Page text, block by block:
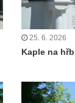
25. 6. 2026
Kaple na